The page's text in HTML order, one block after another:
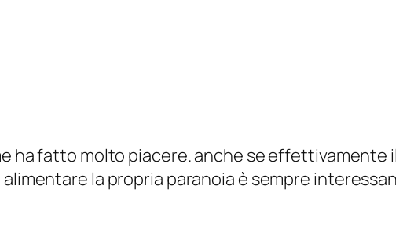
ha fatto molto piacere. anche se
la propria paranoia è sempre